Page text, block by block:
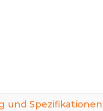
und Spezifikationen